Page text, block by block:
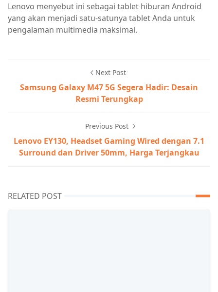
Lenovo menyebut ini sebagai tablet hiburan Android
yang akan menjadi satu-satunya tablet Anda untuk
pengalaman multimedia maksimal.
Next Post
Samsung Galaxy M47 5G Segera Hadir: Desain
Resmi Terungkap
Previous Post
Lenovo EY130, Headset Gaming Wired dengan 7.1
Surround dan Driver 50mm, Harga Terjangkau
RELATED POST